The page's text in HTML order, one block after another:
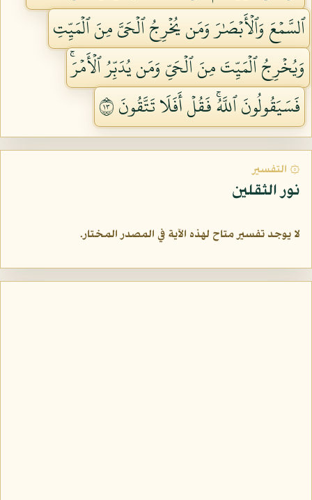
ٱلسَّمۡعَ وَٱلۡأَبۡصَٰرَ وَمَن يُخۡرِجُ ٱلۡحَيَّ مِنَ ٱلۡمَيِّتِ
وَيُخۡرِجُ ٱلۡمَيِّتَ مِنَ ٱلۡحَيِّ وَمَن يُدَبِّرُ ٱلۡأَمۡرَۚ
فَسَيَقُولُونَ ٱللَّهُۚ فَقُلۡ أَفَلَا تَتَّقُونَ ٣١
۞ التفسير
نور الثقلين
لا يوجد تفسير متاح لهذه الآية في المصدر المختار.